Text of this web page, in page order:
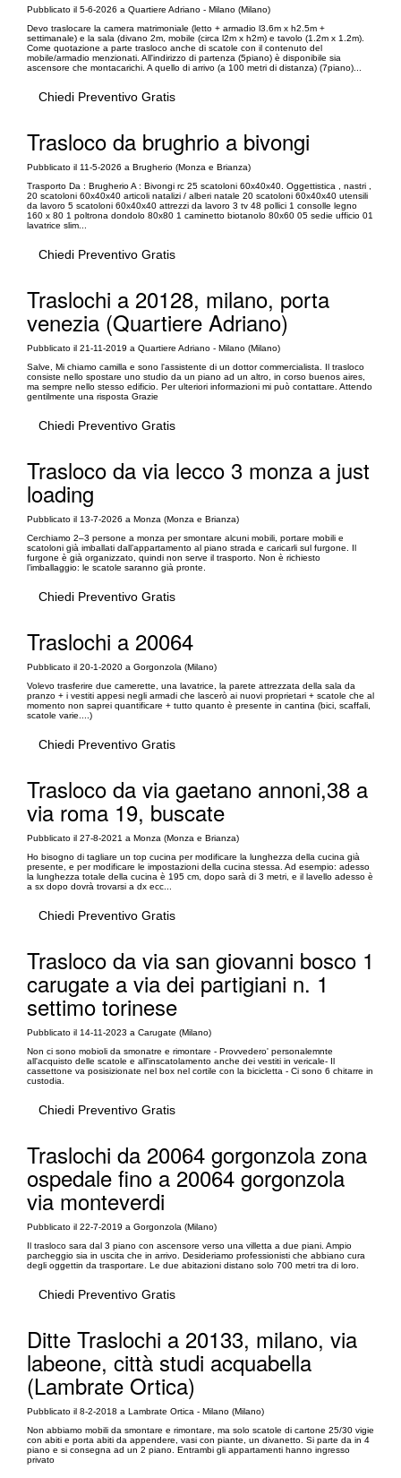
Pubblicato il 5-6-2026 a Quartiere Adriano - Milano (Milano)
Devo traslocare la camera matrimoniale (letto + armadio l3.6m x h2.5m +
settimanale) e la sala (divano 2m, mobile (circa l2m x h2m) e tavolo (1.2m x 1.2m).
Come quotazione a parte trasloco anche di scatole con il contenuto del
mobile/armadio menzionati. All'indirizzo di partenza (5piano) è disponibile sia
ascensore che montacarichi. A quello di arrivo (a 100 metri di distanza) (7piano)...
Chiedi Preventivo Gratis
Trasloco da brughrio a bivongi
Pubblicato il 11-5-2026 a Brugherio (Monza e Brianza)
Trasporto Da : Brugherio A : Bivongi rc 25 scatoloni 60x40x40. Oggettistica , nastri ,
20 scatoloni 60x40x40 articoli natalizi / alberi natale 20 scatoloni 60x40x40 utensili
da lavoro 5 scatoloni 60x40x40 attrezzi da lavoro 3 tv 48 pollici 1 consolle legno
160 x 80 1 poltrona dondolo 80x80 1 caminetto biotanolo 80x60 05 sedie ufficio 01
lavatrice slim...
Chiedi Preventivo Gratis
Traslochi a 20128, milano, porta
venezia (Quartiere Adriano)
Pubblicato il 21-11-2019 a Quartiere Adriano - Milano (Milano)
Salve, Mi chiamo camilla e sono l'assistente di un dottor commercialista. Il trasloco
consiste nello spostare uno studio da un piano ad un altro, in corso buenos aires,
ma sempre nello stesso edificio. Per ulteriori informazioni mi può contattare. Attendo
gentilmente una risposta Grazie
Chiedi Preventivo Gratis
Trasloco da via lecco 3 monza a just
loading
Pubblicato il 13-7-2026 a Monza (Monza e Brianza)
Cerchiamo 2–3 persone a monza per smontare alcuni mobili, portare mobili e
scatoloni già imballati dall’appartamento al piano strada e caricarli sul furgone. Il
furgone è già organizzato, quindi non serve il trasporto. Non è richiesto
l’imballaggio: le scatole saranno già pronte.
Chiedi Preventivo Gratis
Traslochi a 20064
Pubblicato il 20-1-2020 a Gorgonzola (Milano)
Volevo trasferire due camerette, una lavatrice, la parete attrezzata della sala da
pranzo + i vestiti appesi negli armadi che lascerò ai nuovi proprietari + scatole che al
momento non saprei quantificare + tutto quanto è presente in cantina (bici, scaffali,
scatole varie....)
Chiedi Preventivo Gratis
Trasloco da via gaetano annoni,38 a
via roma 19, buscate
Pubblicato il 27-8-2021 a Monza (Monza e Brianza)
Ho bisogno di tagliare un top cucina per modificare la lunghezza della cucina già
presente, e per modificare le impostazioni della cucina stessa. Ad esempio: adesso
la lunghezza totale della cucina è 195 cm, dopo sarà di 3 metri, e il lavello adesso è
a sx dopo dovrà trovarsi a dx ecc...
Chiedi Preventivo Gratis
Trasloco da via san giovanni bosco 1
carugate a via dei partigiani n. 1
settimo torinese
Pubblicato il 14-11-2023 a Carugate (Milano)
Non ci sono mobioli da smonatre e rimontare - Provvedero' personalemnte
all'acquisto delle scatole e all'inscatolamento anche dei vestiti in vericale- Il
cassettone va posisizionate nel box nel cortile con la bicicletta - Ci sono 6 chitarre in
custodia.
Chiedi Preventivo Gratis
Traslochi da 20064 gorgonzola zona
ospedale fino a 20064 gorgonzola
via monteverdi
Pubblicato il 22-7-2019 a Gorgonzola (Milano)
Il trasloco sara dal 3 piano con ascensore verso una villetta a due piani. Ampio
parcheggio sia in uscita che in arrivo. Desideriamo professionisti che abbiano cura
degli oggettin da trasportare. Le due abitazioni distano solo 700 metri tra di loro.
Chiedi Preventivo Gratis
Ditte Traslochi a 20133, milano, via
labeone, città studi acquabella
(Lambrate Ortica)
Pubblicato il 8-2-2018 a Lambrate Ortica - Milano (Milano)
Non abbiamo mobili da smontare e rimontare, ma solo scatole di cartone 25/30 vigie
con abiti e porta abiti da appendere, vasi con piante, un divanetto. Si parte da in 4
piano e si consegna ad un 2 piano. Entrambi gli appartamenti hanno ingresso
privato